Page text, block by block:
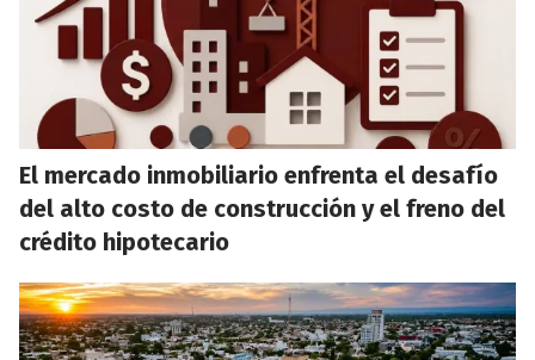
El mercado inmobiliario enfrenta el desafío
del alto costo de construcción y el freno del
crédito hipotecario